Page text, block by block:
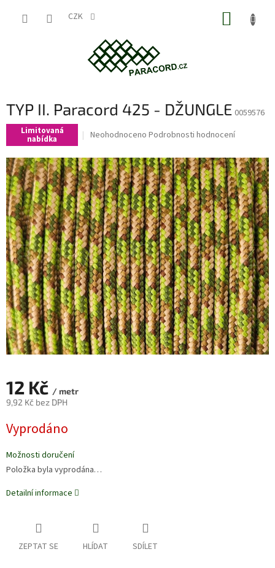
CZK
TYP II. Paracord 425 - DŽUNGLE 0059576
Limitovaná
nabídka
Průměrné
produktu
je
0,0
z
5
hvězdiček.
Neohodnoceno Podrobnosti hodnocení
12 Kč / metr
9,92 Kč bez DPH
cena:
Vyprodáno
Možnosti doručení
Položka byla vyprodána…
Detailní informace
ZEPTAT SE HLÍDAT SDÍLET